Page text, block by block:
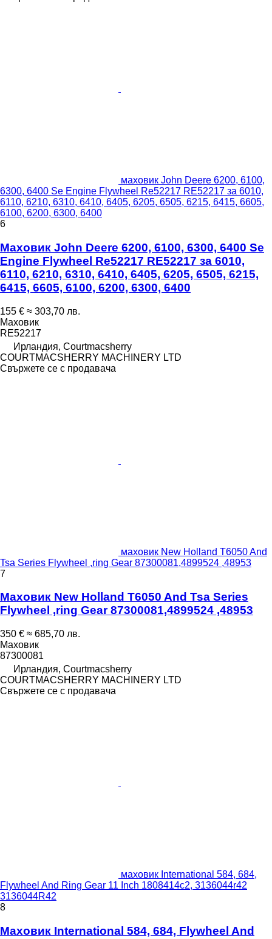
маховик John Deere 6200, 6100,
6300, 6400 Se Engine Flywheel Re52217 RE52217 за 6010,
6110, 6210, 6310, 6410, 6405, 6205, 6505, 6215, 6415, 6605,
6100, 6200, 6300, 6400
6
Маховик John Deere 6200, 6100, 6300, 6400 Se
Engine Flywheel Re52217 RE52217 за 6010,
6110, 6210, 6310, 6410, 6405, 6205, 6505, 6215,
6415, 6605, 6100, 6200, 6300, 6400
155 € ≈ 303,70 лв.
Маховик
RE52217
Ирландия, Courtmacsherry
COURTMACSHERRY MACHINERY LTD
Свържете се с продавача
маховик New Holland T6050 And
Tsa Series Flywheel ,ring Gear 87300081,4899524 ,48953
7
Маховик New Holland T6050 And Tsa Series
Flywheel ,ring Gear 87300081,4899524 ,48953
350 € ≈ 685,70 лв.
Маховик
87300081
Ирландия, Courtmacsherry
COURTMACSHERRY MACHINERY LTD
Свържете се с продавача
маховик International 584, 684,
Flywheel And Ring Gear 11 Inch 1808414c2, 3136044r42
3136044R42
8
Маховик International 584, 684, Flywheel And